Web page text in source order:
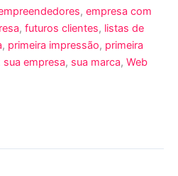
, empresa com
, futuros clientes, listas de
, primeira impressão, primeira
sua empresa, sua marca, Web